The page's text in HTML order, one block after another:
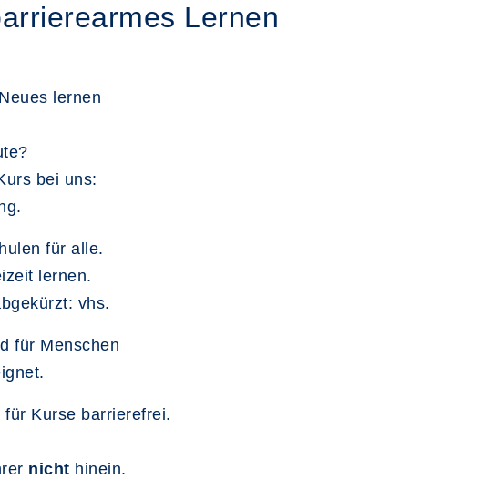
Lernen
lernen
bei uns:
für alle.
lernen.
vhs.
für Menschen
für Kurse barrierefrei.
nicht hinein.